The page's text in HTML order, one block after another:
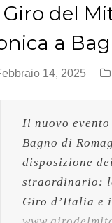
Giro del
a
14, 2025
Il nuovo
Bagno di
disposizione
straordinario: